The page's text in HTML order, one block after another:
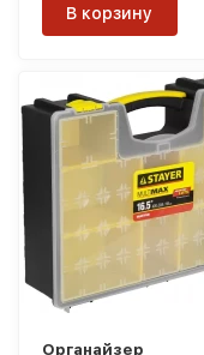
В корзину
Органайзер